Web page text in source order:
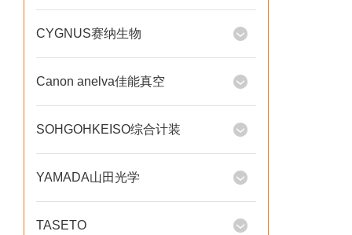
CYGNUS赛纳生物
Canon anelva佳能真空
SOHGOHKEISO综合计装
YAMADA山田光学
TASETO